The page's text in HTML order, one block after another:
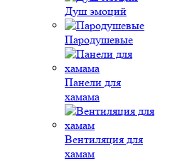
Душ эмоций
Пародушевые
Панели для
хамама
Вентиляция для
хамам